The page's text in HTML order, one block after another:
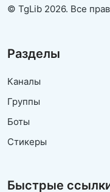
© TgLib 2026. Все
Разделы
Каналы
Группы
Боты
Стикеры
Быстрые